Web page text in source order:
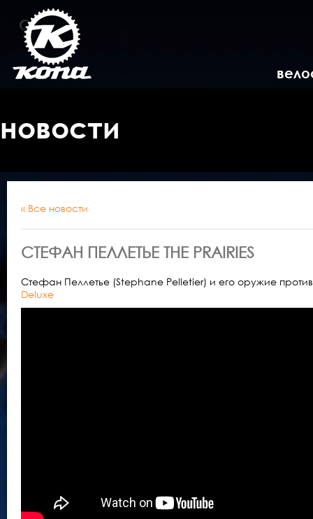
новости
« Все новости
СТЕФАН ПЕЛЛЕТЬЕ THE PRAIRIES
Стефан Пеллетье (Stephane Pelletier) и его оружие
Deluxe